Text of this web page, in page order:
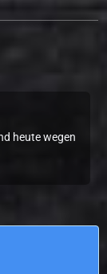
heute wegen